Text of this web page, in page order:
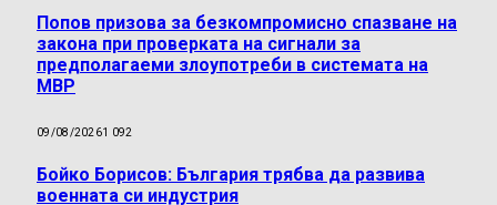
Попов призова за безкомпромисно спазване на
закона при проверката на сигнали за
предполагаеми злоупотреби в системата на
МВР
09/08/20261 092
Бойко Борисов: България трябва да развива
военната си индустрия